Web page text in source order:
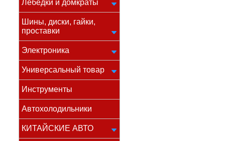
Лебедки и домкраты
Шины, диски, гайки,
проставки
Электроника
Универсальный товар
Инструменты
Автохолодильники
КИТАЙСКИЕ АВТО